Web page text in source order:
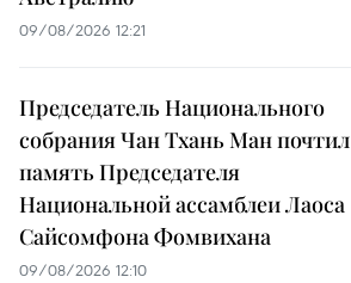
09/08/2026 12:21
Председатель Национального
собрания Чан Тхань Ман почтил
память Председателя
Национальной ассамблеи Лаоса
Сайсомфона Фомвихана
09/08/2026 12:10